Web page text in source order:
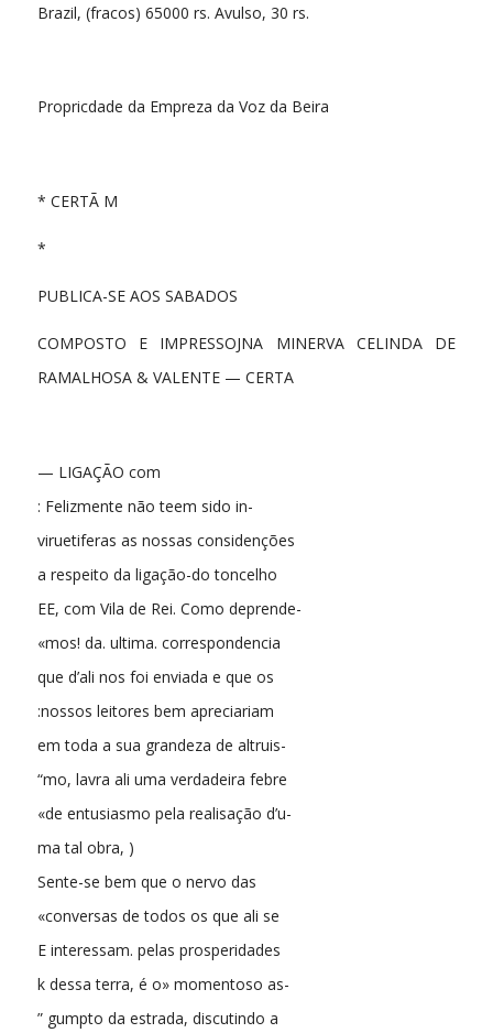
Brazil, (fracos) 65000 rs. Avulso, 30 rs.
Propricdade da Empreza da Voz da Beira
* CERTÃ M
*
PUBLICA-SE AOS SABADOS
COMPOSTO E IMPRESSOJNA MINERVA CELINDA DE
RAMALHOSA & VALENTE — CERTA
— LIGAÇÃO com
: Felizmente não teem sido in-
viruetiferas as nossas considenções
a respeito da ligação-do toncelho
EE, com Vila de Rei. Como deprende-
«mos! da. ultima. correspondencia
que d’ali nos foi enviada e que os
:nossos leitores bem apreciariam
em toda a sua grandeza de altruis-
“mo, lavra ali uma verdadeira febre
«de entusiasmo pela realisação d’u-
ma tal obra, )
Sente-se bem que o nervo das
«conversas de todos os que ali se
E interessam. pelas prosperidades
k dessa terra, é o» momentoso as-
” gumpto da estrada, discutindo a